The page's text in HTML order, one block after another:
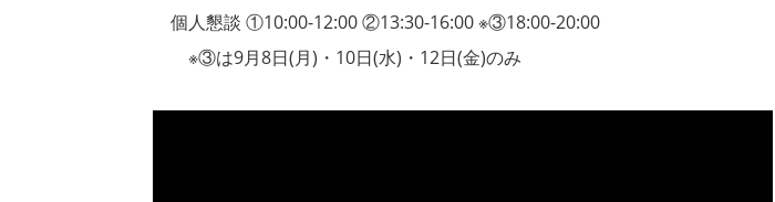
個人懇談 ①10:00-12:00 ②13:30-16:00 ※③18:00-20:00
※③は9月8日(月)・10日(水)・12日(金)のみ